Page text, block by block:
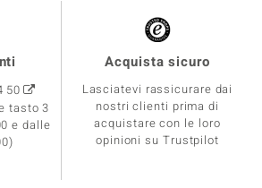
50
tasto 3
e dalle
Acquista sicuro
Lasciatevi rassicurare dai
nostri clienti prima di
acquistare con le loro
opinioni su Trustpilot